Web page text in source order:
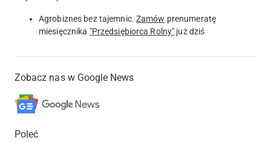
Agrobiznes bez tajemnic. Zamów prenumeratę
miesięcznika "Przedsiębiorca Rolny" już dziś
Zobacz nas w Google News
Poleć